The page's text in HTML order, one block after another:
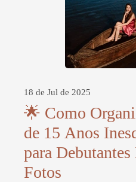
18 de Jul de 2025
🌟 Como
de 15 Anos
para
Fotos